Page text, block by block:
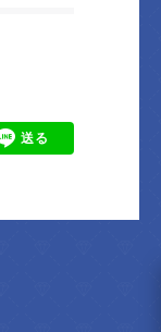
送る